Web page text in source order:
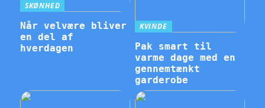
SKØNHED
Når velvære bliver
en del af
hverdagen
KVINDE
Pak smart til
varme dage med en
gennemtænkt
garderobe